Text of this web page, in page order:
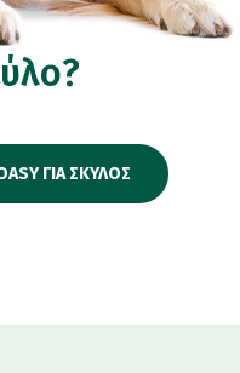
ΓΙΑ ΣΚΥΛΟΣ